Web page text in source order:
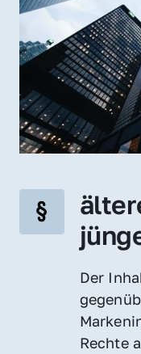
Der
Rechte